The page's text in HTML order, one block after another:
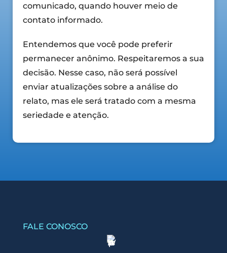
comunicado, quando houver meio de
contato informado.
Entendemos que você pode preferir
permanecer anônimo. Respeitaremos a sua
decisão. Nesse caso, não será possível
enviar atualizações sobre a análise do
relato, mas ele será tratado com a mesma
seriedade e atenção.
FALE CONOSCO